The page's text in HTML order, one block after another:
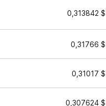
0,313842 $
0,31766 $
0,31017 $
0,307624 $